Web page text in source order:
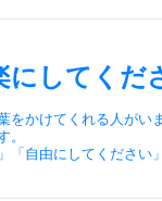
にしてくだ
をかけてくれる人がいま
。
「自由にしてくださ